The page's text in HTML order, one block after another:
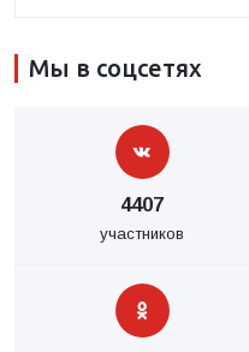
Мы в соцсетях
4407
участников